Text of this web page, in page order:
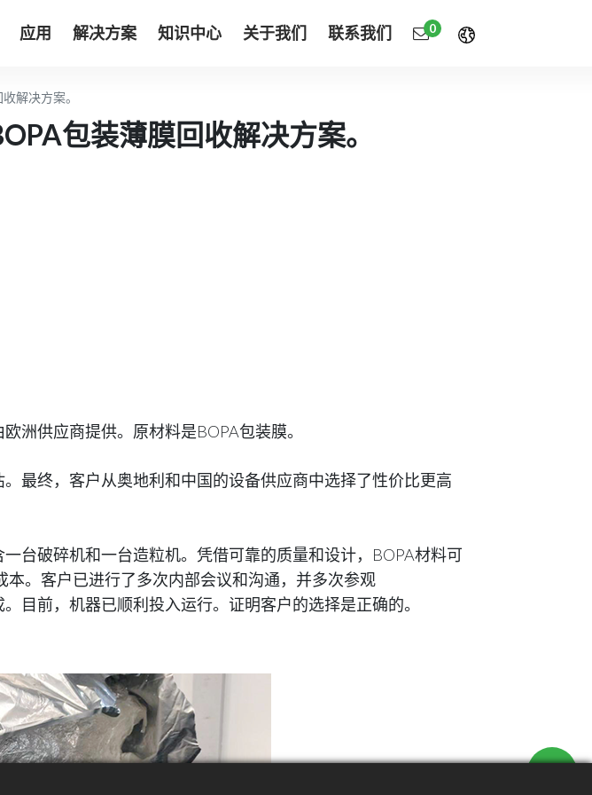
应用 解决方案 知识中心 关于我们 联系我们 0
解决方案。
包装薄膜回收解决方案。
洲供应商提供。原材料是BOPA包装膜。
最终，客户从奥地利和中国的设备供应商中选择了性价比更高
台破碎机和一台造粒机。凭借可靠的质量和设计，BOPA材料可
。客户已进行了多次内部会议和沟通，并多次参观
目前，机器已顺利投入运行。证明客户的选择是正确的。